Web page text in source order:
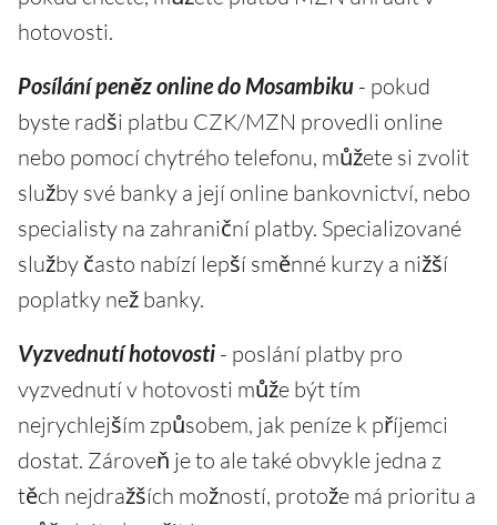
hotovosti.
Posílání peněz online do Mosambiku - pokud
byste radši platbu CZK/MZN provedli online
nebo pomocí chytrého telefonu, můžete si zvolit
služby své banky a její online bankovnictví, nebo
specialisty na zahraniční platby. Specializované
služby často nabízí lepší směnné kurzy a nižší
poplatky než banky.
Vyzvednutí hotovosti - poslání platby pro
vyzvednutí v hotovosti může být tím
nejrychlejším způsobem, jak peníze k příjemci
dostat. Zároveň je to ale také obvykle jedna z
těch nejdražších možností, protože má prioritu a